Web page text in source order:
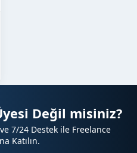
Değil misiniz?
7/24 Destek ile Freelance
Katılın.